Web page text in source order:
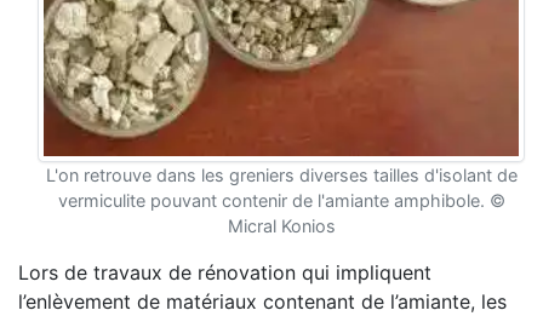
L'on retrouve dans les greniers diverses tailles d'isolant de
vermiculite pouvant contenir de l'amiante amphibole. ©
Micral Konios
Lors de travaux de rénovation qui impliquent
l’enlèvement de matériaux contenant de l’amiante, les